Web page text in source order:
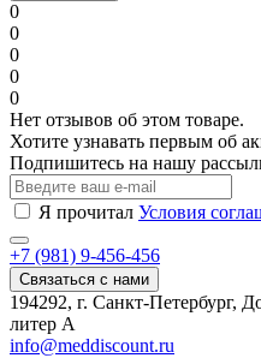
0
0
0
0
0
Нет отзывов об этом товаре.
Хотите узнавать первым об
Подпишитесь на нашу
Я прочитал Условия
+7 (981) 9-456-456
Связаться с нами
194292, г. Санкт-Петербург,
литер А
info@meddiscount.ru